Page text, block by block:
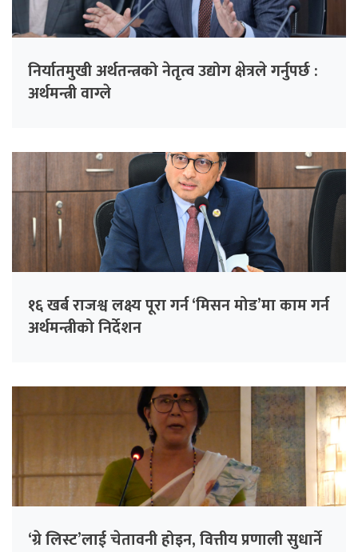
निर्यातमुखी अर्थतन्त्रको नेतृत्व उद्योग क्षेत्रले गर्नुपर्छ :
अर्थमन्त्री वाग्ले
१६ खर्ब राजश्व लक्ष्य पूरा गर्न ‘मिसन मोड’मा काम गर्न
अर्थमन्त्रीको निर्देशन
‘ग्रे लिस्ट’लाई चेतावनी होइन, वित्तीय प्रणाली सुधार्ने